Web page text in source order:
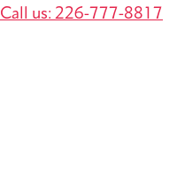
Call us: 226-777-8817